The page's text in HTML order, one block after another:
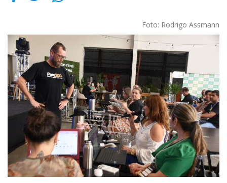
Foto: Rodrigo Assmann